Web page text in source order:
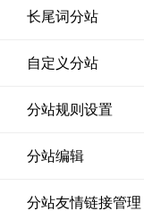
长尾词分站
自定义分站
分站规则设置
分站编辑
分站友情链接管理